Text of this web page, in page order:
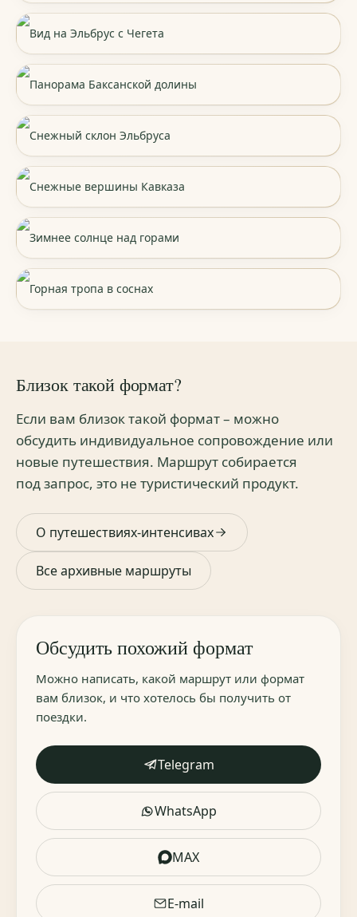
Вид на Эльбрус с Чегета
Панорама Баксанской долины
Снежный склон Эльбруса
Снежные вершины Кавказа
Зимнее солнце над горами
Горная тропа в соснах
Близок такой формат?
Если вам близок такой формат – можно
обсудить индивидуальное сопровождение или
новые путешествия. Маршрут собирается
под запрос, это не туристический продукт.
О путешествиях-интенсивах
Все архивные маршруты
Обсудить похожий формат
Можно написать, какой маршрут или формат
вам близок, и что хотелось бы получить от
поездки.
Telegram
WhatsApp
MAX
E-mail